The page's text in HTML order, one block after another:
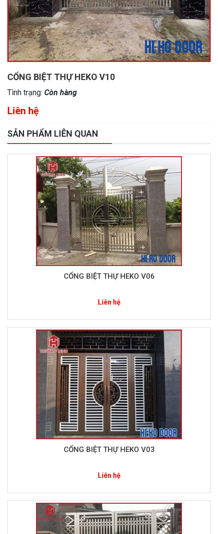
CỔNG BIỆT THỰ HEKO V10
Tình trạng: Còn hàng
Liên hệ
SẢN PHẨM LIÊN QUAN
CỔNG BIỆT THỰ HEKO V06
Liên hệ
CỔNG BIỆT THỰ HEKO V03
Liên hệ